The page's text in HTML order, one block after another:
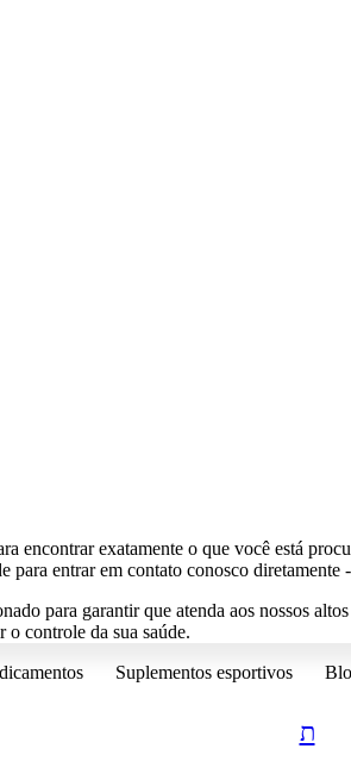
encontrar exatamente o que você está
para entrar em contato conosco
para garantir que atenda aos nossos
o controle da sua saúde.
Suplementos esportivos